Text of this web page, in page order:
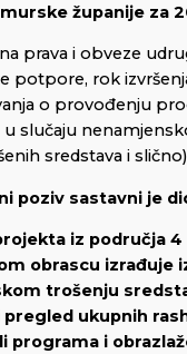
županije za
prava i obveze
potpore, rok
o provođenju
slučaju
sredstava i
poziv sastavni je
iz područja 4
obrascu izrađuje
trošenju
pregled ukupnih
i